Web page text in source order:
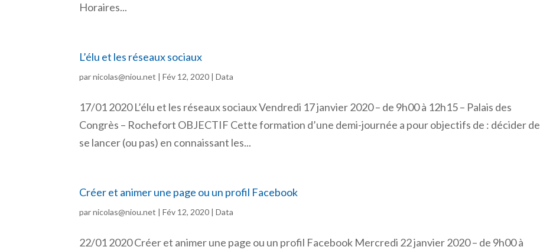
Horaires...
L’élu et les réseaux sociaux
parnicolas@niou.net |Fév 12, 2020 |Data
17/01 2020 L’élu et les réseaux sociaux Vendredi 17 janvier 2020 – de 9h00 à 12h15 – Palais des
Congrès – Rochefort OBJECTIF Cette formation d’une demi-journée a pour objectifs de : décider de
se lancer (ou pas) en connaissant les...
Créer et animer une page ou un profil Facebook
parnicolas@niou.net |Fév 12, 2020 |Data
22/01 2020 Créer et animer une page ou un profil Facebook Mercredi 22 janvier 2020 – de 9h00 à